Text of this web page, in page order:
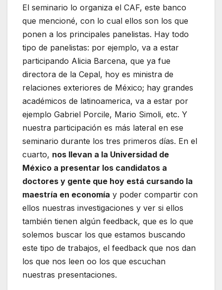
El seminario lo organiza el CAF, este banco
que mencioné, con lo cual ellos son los que
ponen a los principales panelistas. Hay todo
tipo de panelistas: por ejemplo, va a estar
participando Alicia Barcena, que ya fue
directora de la Cepal, hoy es ministra de
relaciones exteriores de México; hay grandes
académicos de latinoamerica, va a estar por
ejemplo Gabriel Porcile, Mario Simoli, etc. Y
nuestra participación es más lateral en ese
seminario durante los tres primeros días. En el
cuarto, nos llevan a la Universidad de
México a presentar los candidatos a
doctores y gente que hoy está cursando la
maestría en economía y poder compartir con
ellos nuestras investigaciones y ver si ellos
también tienen algún feedback, que es lo que
solemos buscar los que estamos buscando
este tipo de trabajos, el feedback que nos dan
los que nos leen oo los que escuchan
nuestras presentaciones.